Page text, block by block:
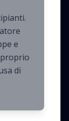
e
di